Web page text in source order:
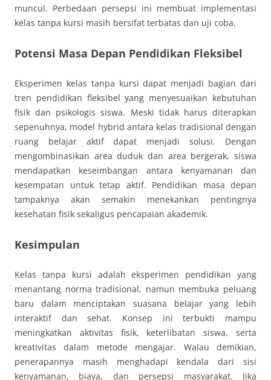
muncul. Perbedaan persepsi ini membuat implementasi
kelas tanpa kursi masih bersifat terbatas dan uji coba.
Potensi Masa Depan Pendidikan Fleksibel
Eksperimen kelas tanpa kursi dapat menjadi bagian dari
tren pendidikan fleksibel yang menyesuaikan kebutuhan
fisik dan psikologis siswa. Meski tidak harus diterapkan
sepenuhnya, model hybrid antara kelas tradisional dengan
ruang belajar aktif dapat menjadi solusi. Dengan
mengombinasikan area duduk dan area bergerak, siswa
mendapatkan keseimbangan antara kenyamanan dan
kesempatan untuk tetap aktif. Pendidikan masa depan
tampaknya akan semakin menekankan pentingnya
kesehatan fisik sekaligus pencapaian akademik.
Kesimpulan
Kelas tanpa kursi adalah eksperimen pendidikan yang
menantang norma tradisional, namun membuka peluang
baru dalam menciptakan suasana belajar yang lebih
interaktif dan sehat. Konsep ini terbukti mampu
meningkatkan aktivitas fisik, keterlibatan siswa, serta
kreativitas dalam metode mengajar. Walau demikian,
penerapannya masih menghadapi kendala dari sisi
kenyamanan, biaya, dan persepsi masyarakat. Jika